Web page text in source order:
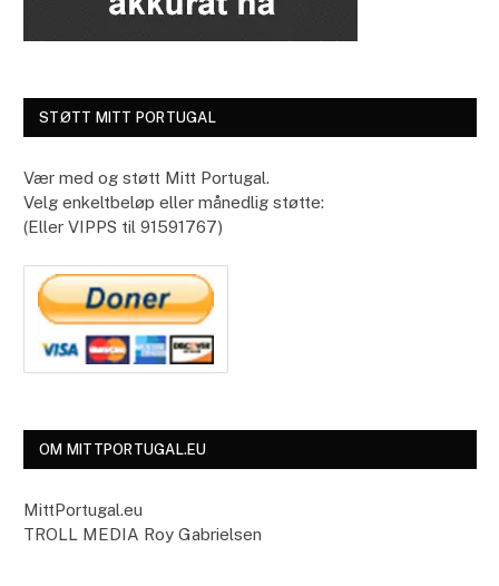
STØTT MITT PORTUGAL
Vær med og støtt Mitt Portugal.
Velg enkeltbeløp eller månedlig støtte:
(Eller VIPPS til 91591767)
OM MITTPORTUGAL.EU
MittPortugal.eu
TROLL MEDIA Roy Gabrielsen